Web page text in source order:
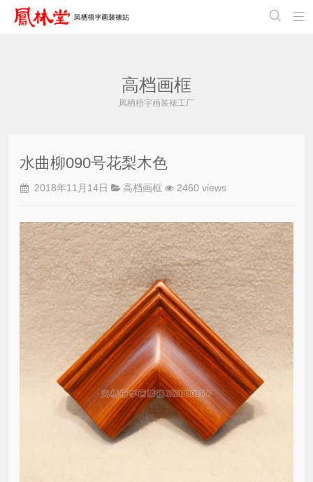


高档画框
凤栖梧字画装裱工厂
水曲柳090号花梨木色
2018年11月14日 高档画框 2460 views